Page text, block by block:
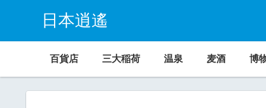
日本逍遙
百貨店 三大稲荷 温泉 麦酒 博